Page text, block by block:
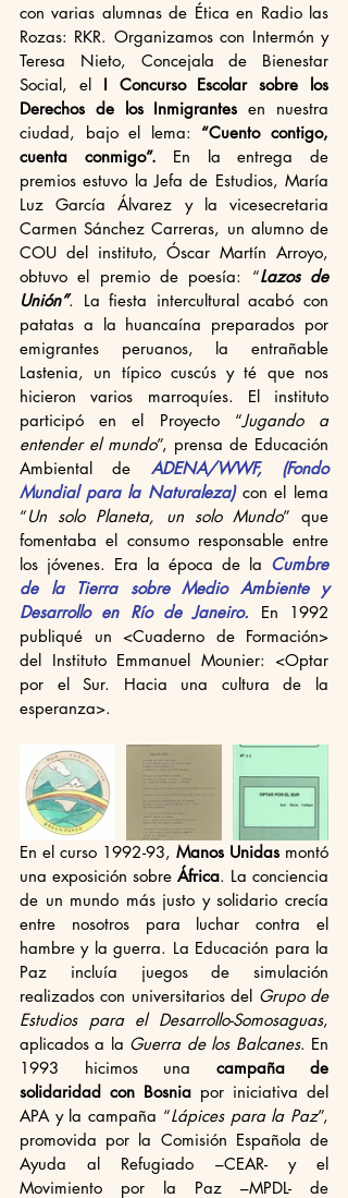
con varias alumnas de Ética en Radio las
Rozas: RKR. Organizamos con Intermón y
Teresa Nieto, Concejala de Bienestar
Social, el I Concurso Escolar sobre los
Derechos de los Inmigrantes en nuestra
ciudad, bajo el lema: “Cuento contigo,
cuenta conmigo”. En la entrega de
premios estuvo la Jefa de Estudios, María
Luz García Álvarez y la vicesecretaria
Carmen Sánchez Carreras, un alumno de
COU del instituto, Óscar Martín Arroyo,
obtuvo el premio de poesía: “Lazos de
Unión”. La fiesta intercultural acabó con
patatas a la huancaína preparados por
emigrantes peruanos, la entrañable
Lastenia, un típico cuscús y té que nos
hicieron varios marroquíes. El instituto
participó en el Proyecto “Jugando a
entender el mundo”, prensa de Educación
Ambiental de ADENA/WWF, (Fondo
Mundial para la Naturaleza) con el lema
“Un solo Planeta, un solo Mundo” que
fomentaba el consumo responsable entre
los jóvenes. Era la época de la Cumbre
de la Tierra sobre Medio Ambiente y
Desarrollo en Río de Janeiro. En 1992
publiqué un <Cuaderno de Formación>
del Instituto Emmanuel Mounier: <Optar
por el Sur. Hacia una cultura de la
esperanza>.
En el curso 1992-93, Manos Unidas montó
una exposición sobre África. La conciencia
de un mundo más justo y solidario crecía
entre nosotros para luchar contra el
hambre y la guerra. La Educación para la
Paz incluía juegos de simulación
realizados con universitarios del Grupo de
Estudios para el Desarrollo-Somosaguas,
aplicados a la Guerra de los Balcanes. En
1993 hicimos una campaña de
solidaridad con Bosnia por iniciativa del
APA y la campaña “Lápices para la Paz”,
promovida por la Comisión Española de
Ayuda al Refugiado –CEAR- y el
Movimiento por la Paz –MPDL- de